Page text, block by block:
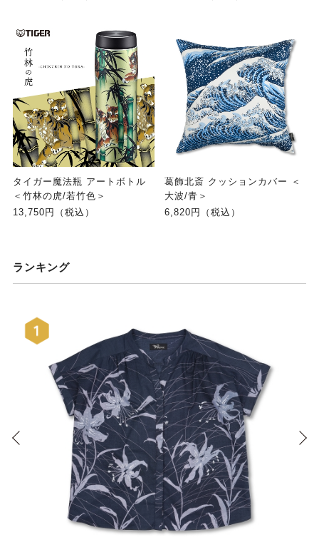
タイガー魔法瓶 アートボトル
＜竹林の虎/若竹色＞
13,750円（税込）
葛飾北斎 クッションカバー ＜
大波/青＞
6,820円（税込）
ランキング